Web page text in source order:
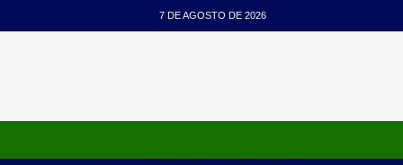
7 DE AGOSTO DE 2026